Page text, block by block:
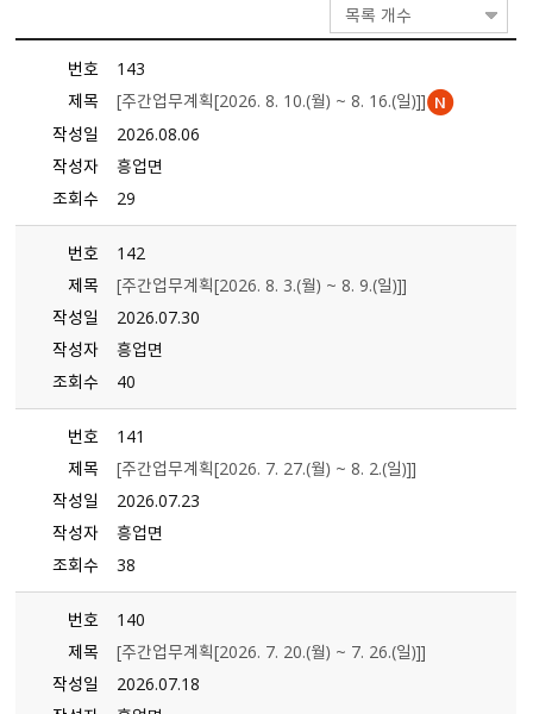
목록 개수
번호
143
제목
[주간업무계획[2026. 8. 10.（월） ~ 8. 16.（일）]]
작성일
2026.08.06
작성자
흥업면
조회수
29
번호
142
제목
[주간업무계획[2026. 8. 3.（월） ~ 8. 9.（일）]]
작성일
2026.07.30
작성자
흥업면
조회수
40
번호
141
제목
[주간업무계획[2026. 7. 27.（월） ~ 8. 2.（일）]]
작성일
2026.07.23
작성자
흥업면
조회수
38
번호
140
제목
[주간업무계획[2026. 7. 20.（월） ~ 7. 26.（일）]]
작성일
2026.07.18